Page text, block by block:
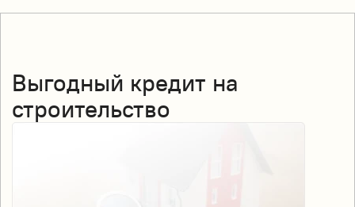
Выгодный кредит на
строительство